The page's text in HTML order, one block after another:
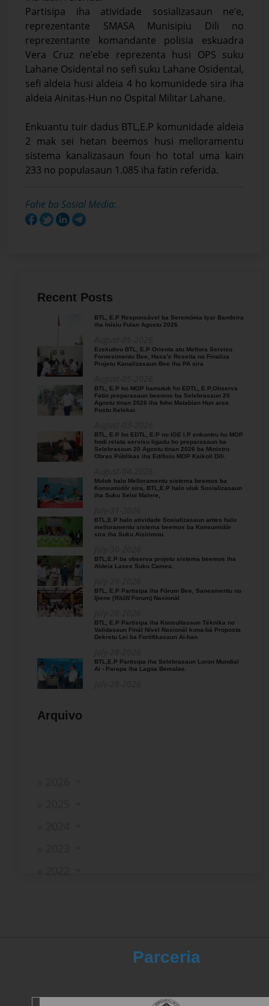
Partisipa iha atividade sosializasaun ne’e,
reprezentante SMASA Munisipiu Dili no
reprezentante komandante polisia eskuadra
Vera Cruz ne’ebe reprezenta husi OPS suku
Lahane Osidental no sefi suku Lahane Osidental,
sefi aldeia husi aldeia 4 ho komunidede sira iha
aldeia Ainitas-Hun no Ospital Militar Lahane.
Enkuantu tuir dadus BTL,E.P komunidade aldeia
2 mak sei hetan beemos husi melloramentu
sistema kanalizasaun foun ho total uma kain
233 no populasaun 1.085 iha fatin referida.
Fahe ba Sosial Media:
Recent Posts
BTL, E.P Responsável ba Seremónia Içar Bandeira
iha Inísiu Fulan Agostu 2026
Ezekutivu BTL, E.P Orienta atu Mellora Servisu
Fornesimentu Bee, Hasa’e Reseita no Finaliza
Projetu Kanalizasaun Bee iha PA sira
BTL, E.P ho MOP hamutuk ho EDTL, E.P,Observa
Fatin preparasaun beemos ba Selebrasaun 20
Agostu tinan 2026 iha foho Matabian Hun area
Postu Kelekai.
BTL, E.P ho EDTL, E.P no IGE I.P enkontru ho MOP
hodi relata servisu ligadu ho preparasaun ba
Selebrasaun 20 Agostu tinan 2026 ba Ministro
Obras Públikas iha Edifisiu MOP Kaikoli Dili.
Molok halo Melloramentu sistema beemos ba
Konsumidór sira, BTL,E.P halo uluk Sosializasaun
iha Suku Seloi Malere,
BTL,E.P halo atividade Sosializasaun antes halo
melloramentu sistema beemos ba Konsumidór
sira iha Suku Aisirimou.
BTL,E.P ba observa projetu sistema beemos iha
Aldeia Lases Suku Camea.
BTL, E.P Partisipa iha Fórum Bee, Saneamentu no
Ijiene (𝑊𝐴𝑆𝐻 Forum) Nasionál
BTL, E.P Partisipa iha Konsultasaun Téknika no
Validasaun Finál Nível Nasionál kona-bá Proposta
Dekretu Lei ba Fortifikasaun Ai-han
BTL,E.P Partisipa iha Selebrasaun Loron Mundial
Ai - Parapa iha Lagoa Bemalae.
Arquivo
Parceria